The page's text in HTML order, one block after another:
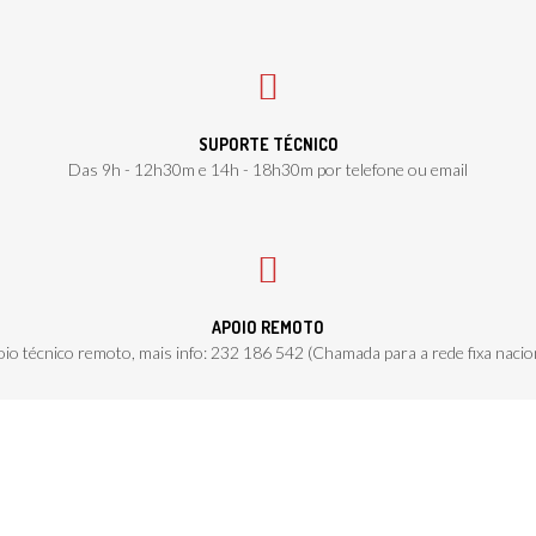
SUPORTE TÉCNICO
Das 9h - 12h30m e 14h - 18h30m por telefone ou email
APOIO REMOTO
técnico remoto, mais info: 232 186 542 (Chamada para a rede fixa